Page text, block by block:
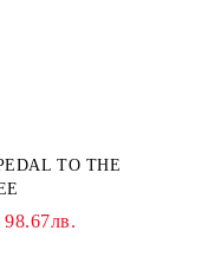
TO THE
98.67лв.